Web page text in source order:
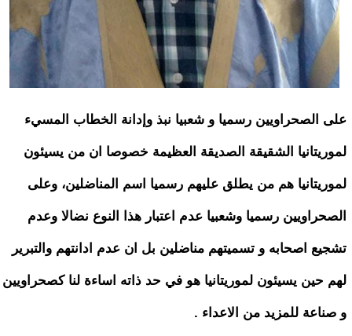
على الصحراويين رسميا و شعبيا نبذ وإدانة الخطاب المسيء
لموريتانيا الشقيقة الصديقة العظيمة خصوصا ان من يسيئون
لموريتانيا هم من يطلق عليهم رسميا اسم المناضلين، وعلى
الصحراويين رسميا وشعبيا عدم اعتبار هذا النوع نضالا وعدم
تشجيع اصحابه و تسميتهم مناضلين بل ان عدم ادانتهم والتبرير
لهم حين يسيئون لموريتانيا هو في حد ذاته اساءة لنا كصحراويين
و صناعة للمزيد من الاعداء .